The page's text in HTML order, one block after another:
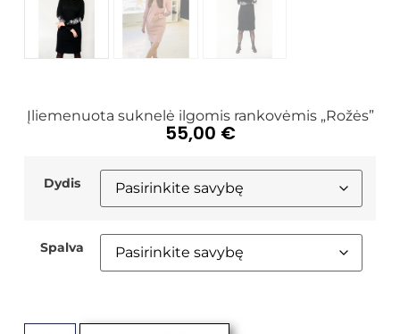
Įliemenuota suknelė ilgomis rankovėmis „Rožės”
55,00 €
Dydis
Spalva